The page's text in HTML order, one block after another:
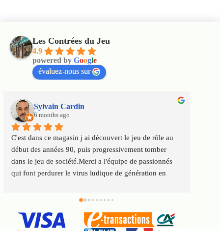
Les Contrées du Jeu
4.9
powered by Google
évaluez-nous sur
Sylvain Cardin
6 months ago
C'est dans ce magasin j ai découvert le jeu de rôle au
début des années 90, puis progressivement tomber
dans le jeu de société.Merci a l'équipe de passionnés
qui font perdurer le virus ludique de génération en